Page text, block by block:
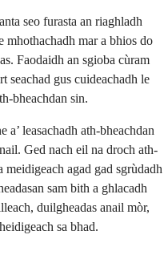
seo furasta an riaghladh
mhothachadh mar a bhios do
Faodaidh an sgioba cùram
seachad gus cuideachadh le
bheachdan sin.
leasachadh ath-bheachdan
Ged nach eil na droch ath-
agad gad sgrùdadh
sam bith a ghlacadh
duilgheadas anail mòr,
sa bhad.